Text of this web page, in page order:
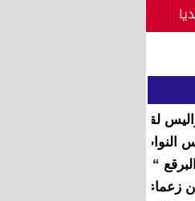
لقاء بنكيران مع زعماء
يوم الاثنين المقبل
“النقاب” “فيديو”
زعماء الأحزاب للتعجيل بعقد